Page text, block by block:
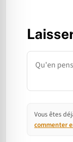
Commentaire
Vous êtes
commenter